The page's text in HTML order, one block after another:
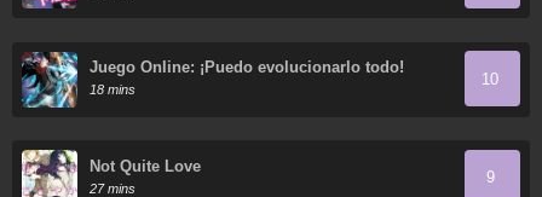
Juego Online: ¡Puedo evolucionarlo todo!
18 mins
10
Not Quite Love
27 mins
9